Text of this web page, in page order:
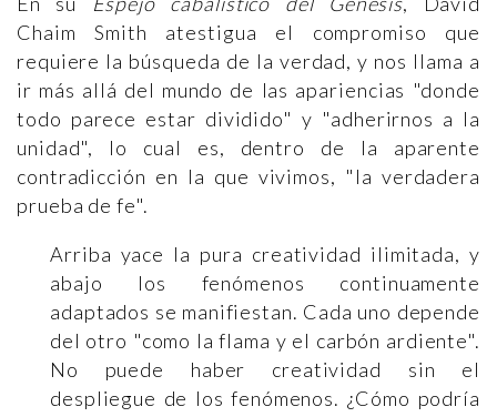
Chaim Smith atestigua el compromiso que
requiere la búsqueda de la verdad, y nos llama a
ir más allá del mundo de las apariencias "donde
todo parece estar dividido" y "adherirnos a la
unidad", lo cual es, dentro de la aparente
contradicción en la que vivimos, "la verdadera
prueba de fe".
Arriba yace la pura creatividad ilimitada, y
abajo los fenómenos continuamente
adaptados se manifiestan. Cada uno depende
del otro "como la flama y el carbón ardiente".
No puede haber creatividad sin el
despliegue de los fenómenos. ¿Cómo podría